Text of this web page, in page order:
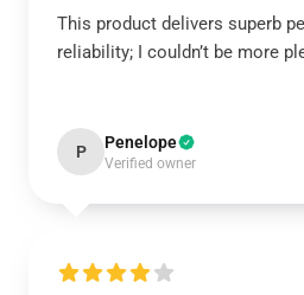
This product delivers superb
reliability; I couldn’t be more
P Penelope
Verified owner